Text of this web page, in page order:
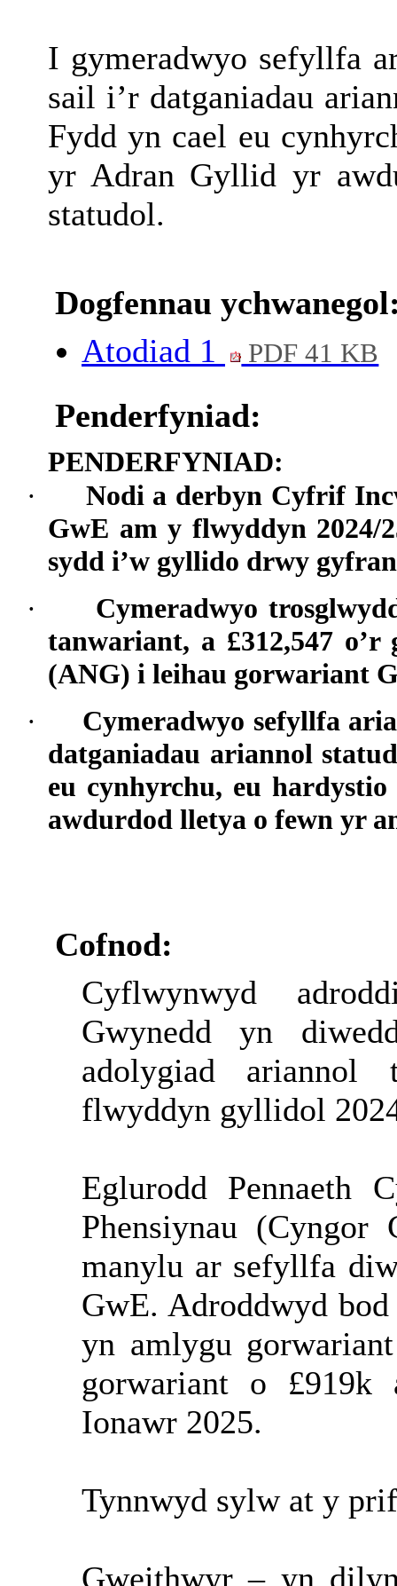
I gymeradwyo sefyllfa
sail i’r datganiadau
Fydd yn cael eu
yr Adran Gyllid yr
statudol.
Dogfennau
Atodiad 1
PDF 41 KB
Penderfyniad:
PENDERFYNIAD:
·
Nodi a derbyn Cyfrif
GwE am y flwyddyn 2024/
sydd i’w gyllido drwy
·
Cymeradwyo
tanwariant, a £312,547
(ANG) i leihau gorwariant
·
Cymeradwyo sefyllfa
datganiadau ariannol
eu cynhyrchu, eu
awdurdod lletya o fewn yr
Cofnod:
Cyflwynwyd
Gwynedd yn d
adolygiad
flwyddyn gyllidol
Eglurodd Pennaeth
Phensiynau
manylu ar sefyllfa
GwE. Adroddwyd
yn amlygu
gorwariant o
Ionawr 2025.
Tynnwyd sylw at y
Gweithwyr – yn